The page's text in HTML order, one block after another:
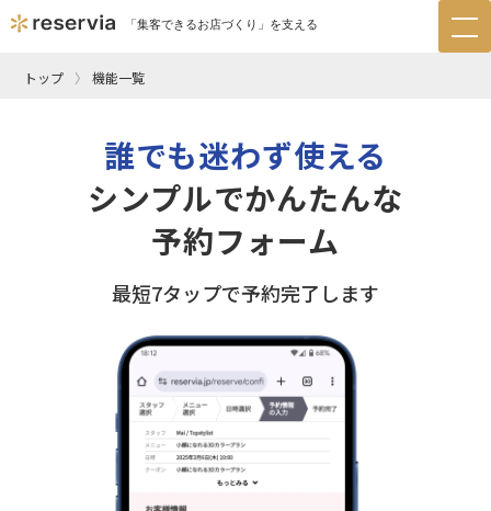
「集客できるお店づくり」を支える
トップ 機能一覧
誰でも迷わず使える
シンプルでかんたんな
予約フォーム
最短7タップで予約完了します